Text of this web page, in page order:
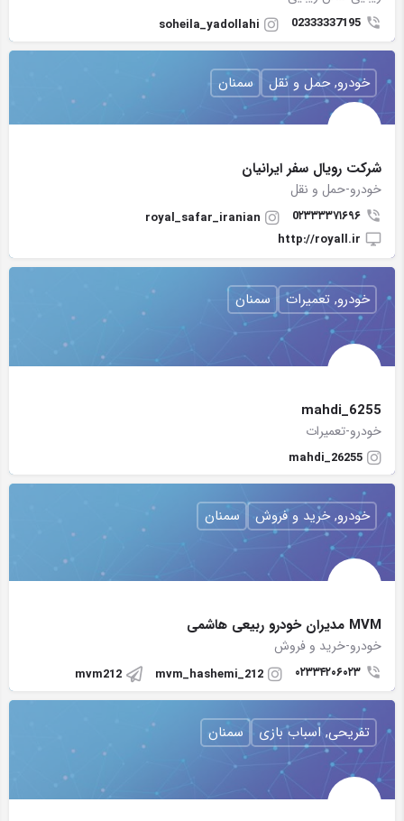
02333337195
soheila_yadollahi
شرکت رویال سفر ایرانیان
خودرو-حمل و نقل
0۲۳۳۳۳۷۱۶۹۶
royal_safar_iranian
http://royall.ir
خودرو, حمل و نقل سمنان
mahdi_6255
خودرو-تعمیرات
mahdi_26255
خودرو, تعمیرات سمنان
MVM مدیران خودرو ربیعی هاشمی
خودرو-خرید و فروش
۰۲۳۳۴۲۰۶۰۲۳ mvm_hashemi_212
mvm212
خودرو, خرید و فروش سمنان
تفریحی, اسباب بازی سمنان